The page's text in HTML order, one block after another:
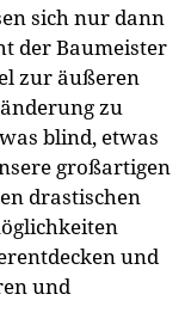
sich nur dann
der Baumeister
zur äußeren
zu
blind, etwas
großartigen
drastischen
und
und